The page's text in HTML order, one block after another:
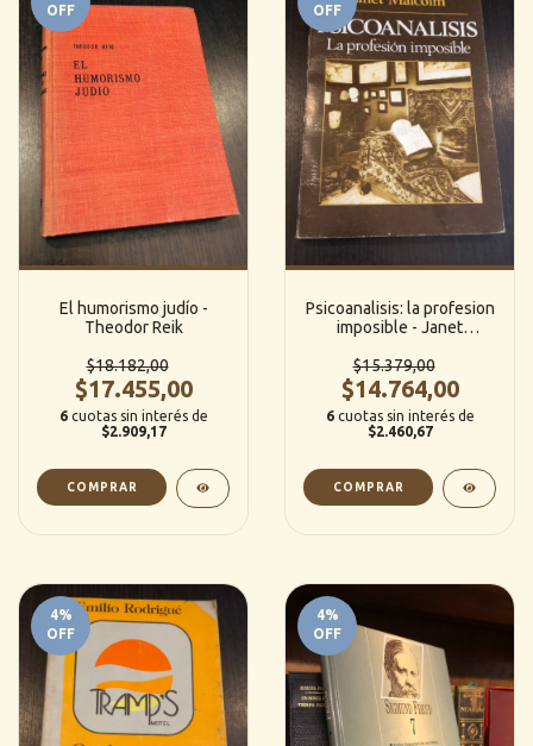
OFF
El humorismo judío -
Theodor Reik
$18.182,00
$17.455,00
6 cuotas sin interés de
$2.909,17
OFF
Psicoanalisis: la profesion
imposible - Janet
$15.379,00
$14.764,00
6 cuotas sin interés de
$2.460,67
4%
OFF
4%
OFF